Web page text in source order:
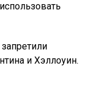
и Хэллоуин.